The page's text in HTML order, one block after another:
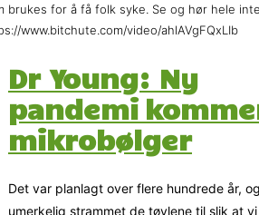
brukes for å få folk syke. Se og hør hele
www.bitchute.com/video/ahlAVgFQxLIb
Dr Young: Ny
pandemi
mikrobølger
Det var planlagt over flere hundrede år,
umerkelig strammet de tøylene til slik at